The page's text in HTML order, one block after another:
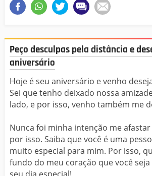
Peço desculpas pela distância e
aniversário
Hoje é seu aniversário e venho
Sei que tenho deixado nossa
lado, e por isso, venho também me
Nunca foi minha intenção me
por isso. Saiba que você é uma
muito especial para mim. Por isso,
fundo do meu coração que você
seu dia especial!